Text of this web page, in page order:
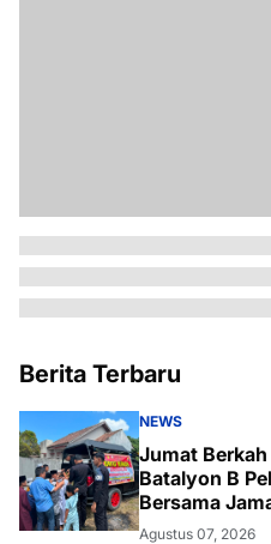
Berita Terbaru
NEWS
Jumat
Batalyon B
Bersama
Agustus 07, 2026